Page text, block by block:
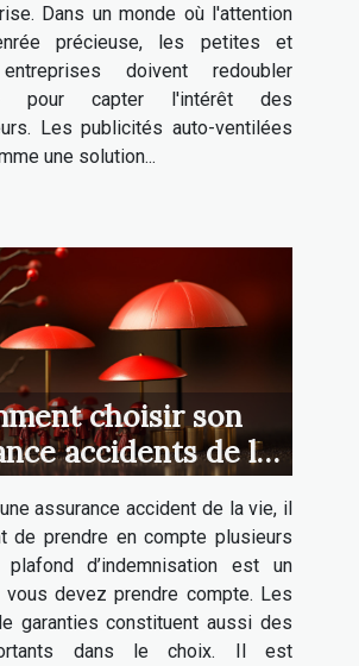
Dans un monde où l'attention
précieuse, les petites et
doivent redoubler
pour capter l'intérêt des
Les publicités auto-ventilées
une solution...
choisir son
accidents de la
vie ?
assurance accident de la vie, il
de prendre en compte plusieurs
d’indemnisation est un
vous devez prendre compte. Les
garanties constituent aussi des
dans le choix. Il est